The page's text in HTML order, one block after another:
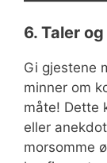
6. Taler
Gi gjestene
minner om
måte! Dette
eller
morsomme